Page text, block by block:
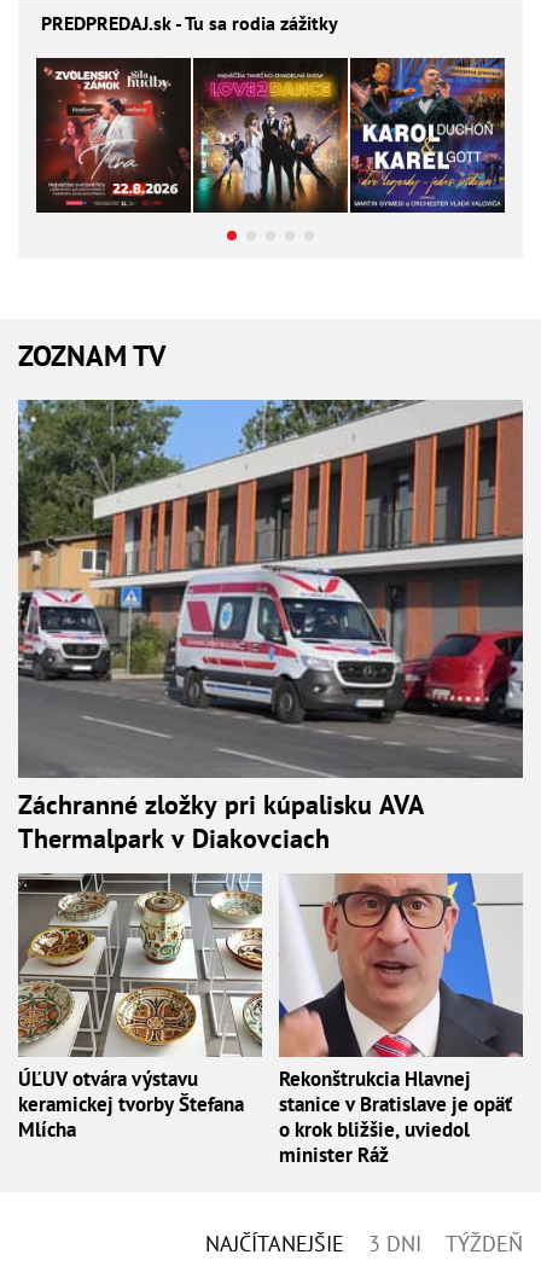
PREDPREDAJ.sk - Tu sa rodia zážitky
ZOZNAM TV
Záchranné zložky pri kúpalisku AVA
Thermalpark v Diakovciach
ÚĽUV otvára výstavu
keramickej tvorby Štefana
Mlícha
Rekonštrukcia Hlavnej
stanice v Bratislave je opäť
o krok bližšie, uviedol
minister Ráž
NAJČÍTANEJŠIE 3 DNI TÝŽDEŇ